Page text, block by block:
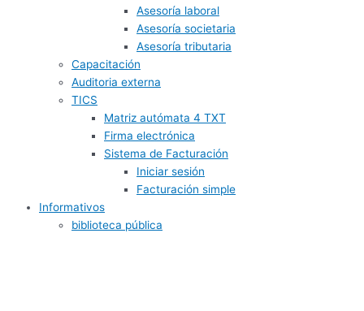
Asesoría laboral
Asesoría societaria
Asesoría tributaria
Capacitación
Auditoria externa
TICS
Matriz autómata 4 TXT
Firma electrónica
Sistema de Facturación
Iniciar sesión
Facturación simple
Informativos
biblioteca pública